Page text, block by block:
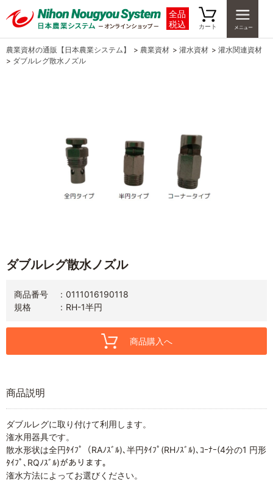
全品
税込
カート
農業資材の通販【日本農業システム】 > 農業資材 > 灌水資材 > 灌水関連資材
> ダブルレグ散水ノズル
ダブルレグ散水ノズル
商品番号
0111016190118
規格
RH-1半円
商品購入へ
商品説明
ダブルレグに取り付けて利用します。
潅水用器具です。
散水形状は全円ﾀｲﾌﾟ（RAﾉｽﾞﾙ)､半円ﾀｲﾌﾟ(RHﾉｽﾞﾙ)､ｺｰﾅｰ(4分の1 円形
ﾀｲﾌﾟ､RQﾉｽﾞﾙ)があります。
潅水方法によってお選びください。